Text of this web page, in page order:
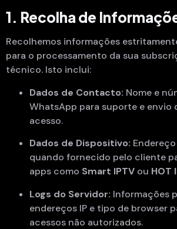
1. Recolha de
Recolhemos informações
para o processamento da sua
técnico. Isto inclui:
Dados de Contacto: Nome e
WhatsApp para suporte e envio
acesso.
Dados de Dispositivo:
quando fornecido pelo cliente
apps como Smart IPTV ou HOT
Logs do Servidor: Informações
endereços IP e tipo de browser
acessos não autorizados.